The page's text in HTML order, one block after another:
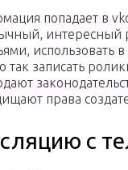
попадает в
интересный
использовать
так записать
права
с